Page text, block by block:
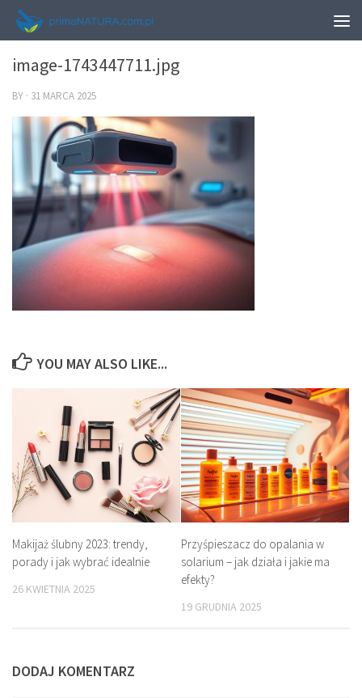
0
image-1743447711.jpg
BY · 31 MARCA 2025
YOU MAY ALSO LIKE...
Makijaż ślubny 2023: trendy,
porady i jak wybrać idealnie
26 KWIETNIA 2025
Przyśpieszacz do opalania w
solarium – jak działa i jakie ma
efekty?
19 GRUDNIA 2025
DODAJ KOMENTARZ